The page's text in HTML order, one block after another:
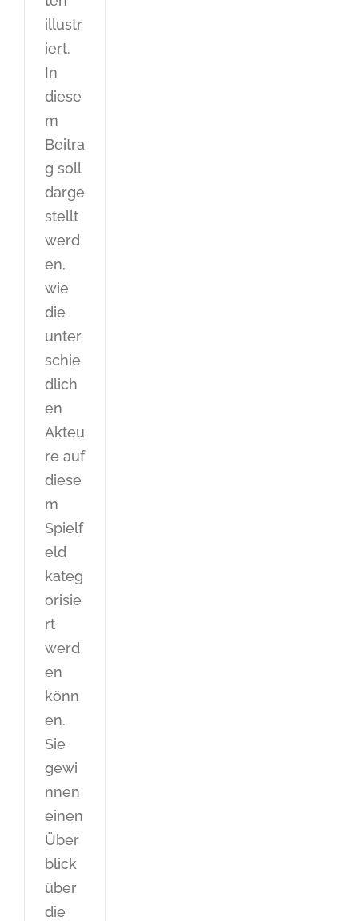
illustr
iert.
In
diese
m
Beitra
g soll
darge
stellt
werd
en,
wie
die
unter
schie
dlich
en
Akteu
re auf
diese
m
Spielf
eld
kateg
orisie
rt
werd
en
könn
en.
Sie
gewi
nnen
einen
Über
blick
über
die